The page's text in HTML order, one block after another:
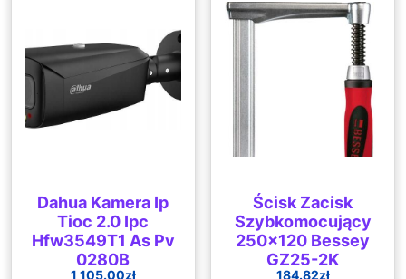
Dahua Kamera Ip
Tioc 2.0 Ipc
Hfw3549T1 As Pv
0280B
1 105.00zł
Ścisk Zacisk
Szybkomocujący
250×120 Bessey
GZ25-2K
184.82zł